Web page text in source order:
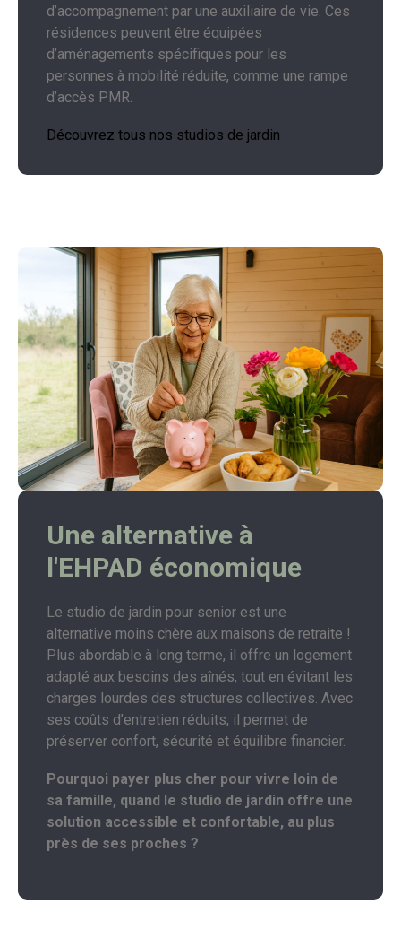
d’accompagnement par une auxiliaire de vie. Ces
résidences peuvent être équipées
d’aménagements spécifiques pour les
personnes à mobilité réduite, comme une rampe
d’accès PMR.
Découvrez tous nos studios de jardin
Une alternative à
l'EHPAD économique
Le studio de jardin pour senior est une
alternative moins chère aux maisons de retraite !
Plus abordable à long terme, il offre un logement
adapté aux besoins des aînés, tout en évitant les
charges lourdes des structures collectives. Avec
ses coûts d’entretien réduits, il permet de
préserver confort, sécurité et équilibre financier.
Pourquoi payer plus cher pour vivre loin de
sa famille, quand le studio de jardin offre une
solution accessible et confortable, au plus
près de ses proches ?